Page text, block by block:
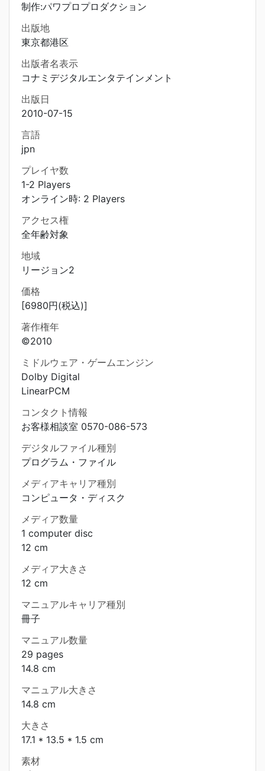
制作:パワプロプロダクション
出版地
東京都港区
出版者名表示
コナミデジタルエンタテインメント
出版日
2010-07-15
言語
jpn
プレイヤ数
1-2 Players
オンライン時: 2 Players
アクセス権
全年齢対象
地域
リージョン2
価格
[6980円(税込)]
著作権年
©2010
ミドルウェア・ゲームエンジン
Dolby Digital
LinearPCM
コンタクト情報
お客様相談室 0570-086-573
デジタルファイル種別
プログラム・ファイル
メディアキャリア種別
コンピュータ・ディスク
メディア数量
1 computer disc
12 cm
メディア大きさ
12 cm
マニュアルキャリア種別
冊子
マニュアル数量
29 pages
14.8 cm
マニュアル大きさ
14.8 cm
大きさ
17.1 * 13.5 * 1.5 cm
素材